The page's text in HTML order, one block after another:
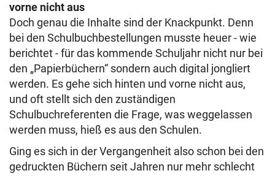
vorne nicht aus
Doch genau die Inhalte sind der Knackpunkt. Denn
bei den Schulbuchbestellungen musste heuer - wie
berichtet - für das kommende Schuljahr nicht nur bei
den „Papierbüchern“ sondern auch digital jongliert
werden. Es gehe sich hinten und vorne nicht aus,
und oft stellt sich den zuständigen
Schulbuchreferenten die Frage, was weggelassen
werden muss, hieß es aus den Schulen.
Ging es sich in der Vergangenheit also schon bei den
gedruckten Büchern seit Jahren nur mehr schlecht